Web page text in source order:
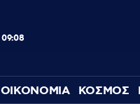
09:08
ΟΙΚΟΝΟΜΙΑ ΚΟΣΜΟΣ